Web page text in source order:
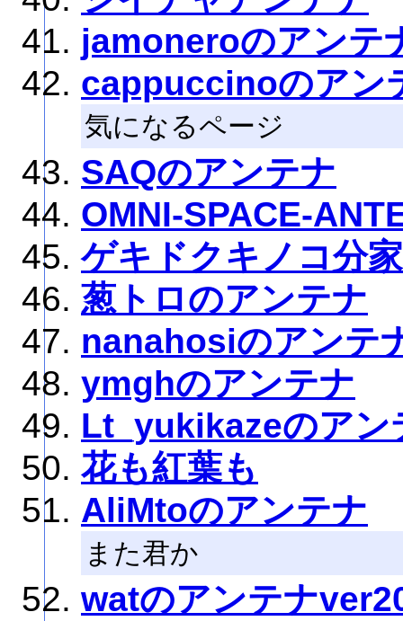
jamoneroのアンテ
cappuccinoのアン
気になるページ
SAQのアンテナ
OMNI-SPACE-
ゲキドクキノコ分
葱トロのアンテナ
nanahosiのアンテ
ymghのアンテナ
Lt_yukikazeのアン
花も紅葉も
AliMtoのアンテナ
また君か
watのアンテナ